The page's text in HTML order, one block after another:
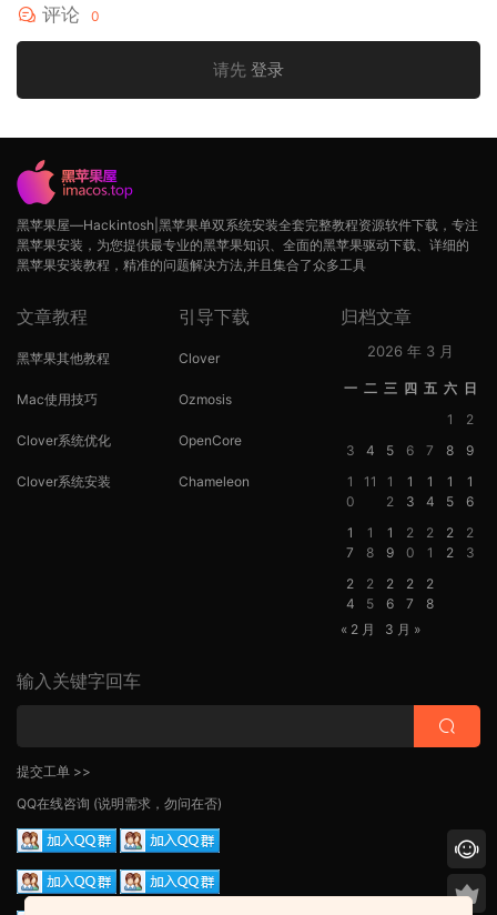
评论 0
请先 登录
黑苹果屋—Hackintosh|黑苹果单双系统安装全套完整教程资源软件下载，专注
黑苹果安装，为您提供最专业的黑苹果知识、全面的黑苹果驱动下载、详细的
黑苹果安装教程，精准的问题解决方法,并且集合了众多工具
文章教程
黑苹果其他教程
Mac使用技巧
Clover系统优化
Clover系统安装
引导下载
Clover
Ozmosis
OpenCore
Chameleon
归档文章
2026 年 3 月
一 二 三 四 五 六 日
1
2
3
4 5 6 7 8
9
1
0
11
1
2
1
3
1
4
1
5
1
6
1
7
1
8
1
9
2
0
2
1
2
2
2
3
2
4
2
5
2
6
2
7
2
8
« 2 月
3 月 »
输入关键字回车
提交工单 >>
QQ在线咨询 (说明需求，勿问在否)